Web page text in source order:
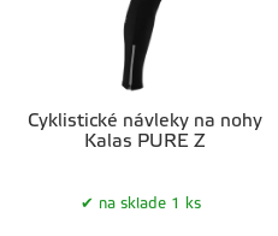
Cyklistické návleky na nohy
Kalas PURE Z
na sklade 1 ks